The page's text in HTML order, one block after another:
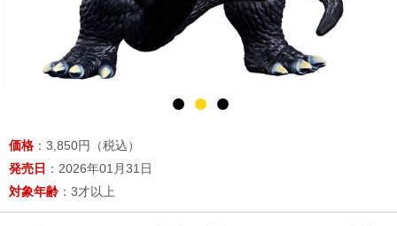
価格 ：3,850円（税込）
発売日 ：2026年01月31日
対象年齢 ：3才以上